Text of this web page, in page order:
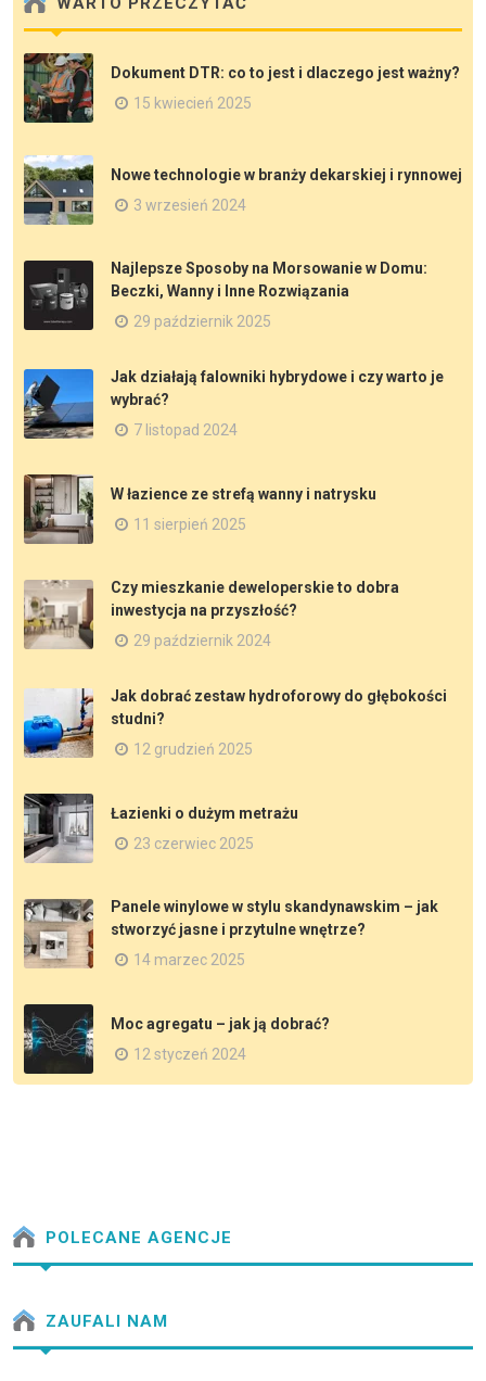
Dokument DTR: co to jest i dlaczego jest ważny?
15 kwiecień 2025
Nowe technologie w branży dekarskiej i rynnowej
3 wrzesień 2024
Najlepsze Sposoby na Morsowanie w Domu:
Beczki, Wanny i Inne Rozwiązania
29 październik 2025
Jak działają falowniki hybrydowe i czy warto je
wybrać?
7 listopad 2024
W łazience ze strefą wanny i natrysku
11 sierpień 2025
Czy mieszkanie deweloperskie to dobra
inwestycja na przyszłość?
29 październik 2024
Jak dobrać zestaw hydroforowy do głębokości
studni?
12 grudzień 2025
Łazienki o dużym metrażu
23 czerwiec 2025
Panele winylowe w stylu skandynawskim – jak
stworzyć jasne i przytulne wnętrze?
14 marzec 2025
Moc agregatu – jak ją dobrać?
12 styczeń 2024
POLECANE AGENCJE
ZAUFALI NAM